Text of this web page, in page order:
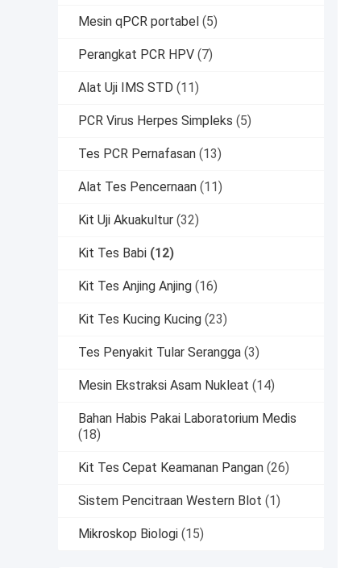
Mesin qPCR portabel (5)
Perangkat PCR HPV (7)
Alat Uji IMS STD (11)
PCR Virus Herpes Simpleks (5)
Tes PCR Pernafasan (13)
Alat Tes Pencernaan (11)
Kit Uji Akuakultur (32)
Kit Tes Babi (12)
Kit Tes Anjing Anjing (16)
Kit Tes Kucing Kucing (23)
Tes Penyakit Tular Serangga (3)
Mesin Ekstraksi Asam Nukleat (14)
Bahan Habis Pakai Laboratorium Medis
(18)
Kit Tes Cepat Keamanan Pangan (26)
Sistem Pencitraan Western Blot (1)
Mikroskop Biologi (15)